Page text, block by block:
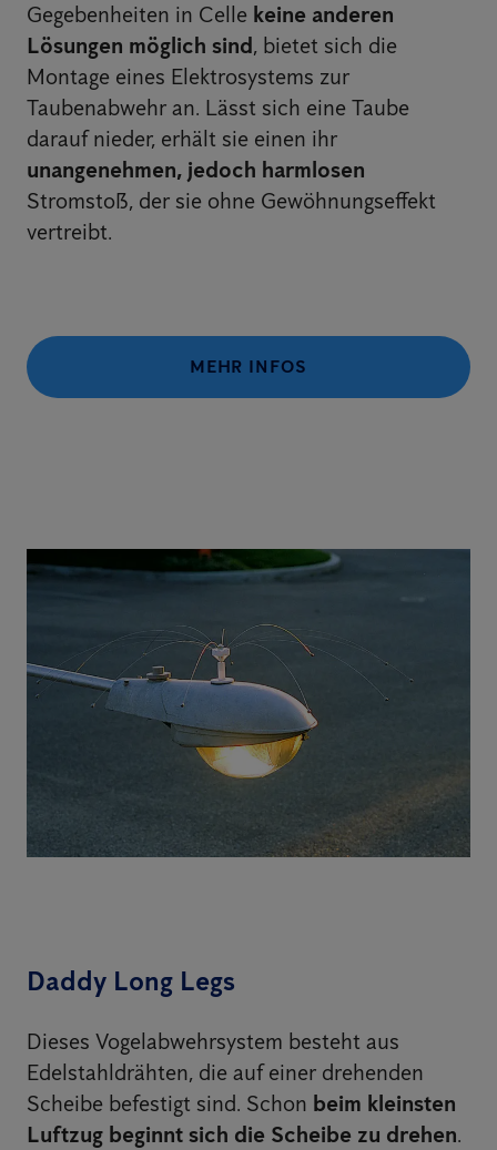
Gegebenheiten in Celle keine anderen
Lösungen möglich sind, bietet sich die
Montage eines Elektrosystems zur
Taubenabwehr an. Lässt sich eine Taube
darauf nieder, erhält sie einen ihr
unangenehmen, jedoch harmlosen
Stromstoß, der sie ohne Gewöhnungseffekt
vertreibt.
MEHR INFOS
Daddy Long Legs
Dieses Vogelabwehrsystem besteht aus
Edelstahldrähten, die auf einer drehenden
Scheibe befestigt sind. Schon beim kleinsten
Luftzug beginnt sich die Scheibe zu drehen.